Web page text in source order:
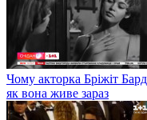
Чому акторка Бріжіт
як вона живе зараз